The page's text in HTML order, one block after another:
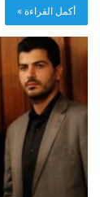
أكمل القراءة »